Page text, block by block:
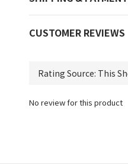
CUSTOMER REVIEWS
No review for this product